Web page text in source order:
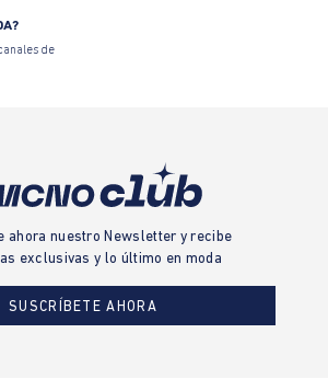
de
ahora nuestro Newsletter y recibe
exclusivas y lo último en moda
SUSCRÍBETE AHORA